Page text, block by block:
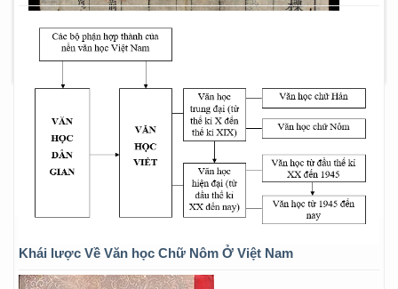
Khái lược Về Văn học Chữ Nôm Ở Việt Nam